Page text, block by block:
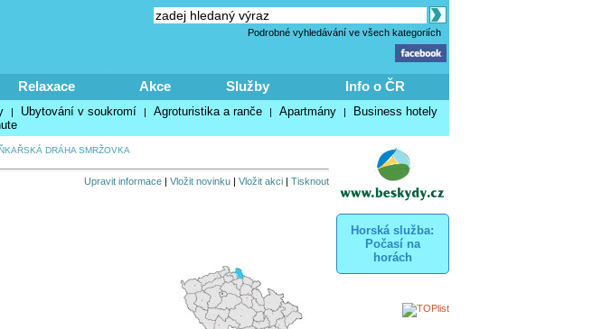
Podrobné vyhledávání ve všech kategoriích
Relaxace Akce Služby Info o ČR
| Ubytování v soukromí | Agroturistika a ranče | Apartmány | Business hotely
DRÁHA SMRŽOVKA
Upravit informace| Vložit novinku| Vložit akci| Tisknout
Horská služba:
Počasí na
horách